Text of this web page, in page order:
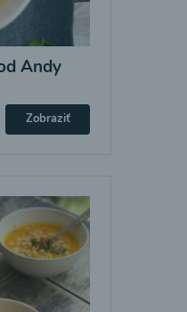
Andy
Zobraziť